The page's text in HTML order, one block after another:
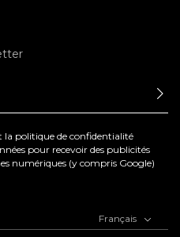
la politique de confidentialité
pour recevoir des publicités
numériques (y compris Google)
Français